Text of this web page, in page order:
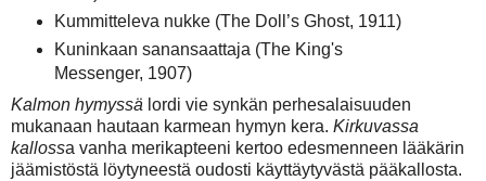
Kummitteleva nukke (The Doll’s Ghost, 1911)
Kuninkaan sanansaattaja (The King's
Messenger, 1907)
Kalmon hymyssä lordi vie synkän perhesalaisuuden
mukanaan hautaan karmean hymyn kera. Kirkuvassa
kallossa vanha merikapteeni kertoo edesmenneen lääkärin
jäämistöstä löytyneestä oudosti käyttäytyvästä pääkallosta.